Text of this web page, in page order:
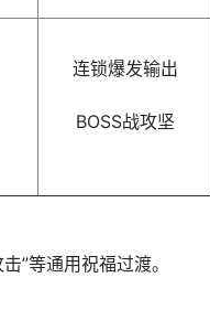
连锁爆发输出
BOSS战攻坚
”等通用祝福过渡。